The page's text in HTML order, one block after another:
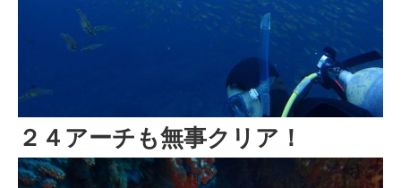
２４アーチも無事クリア！